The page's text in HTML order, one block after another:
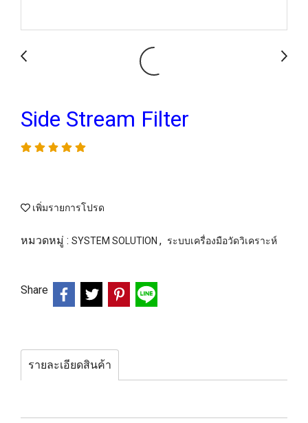
Side Stream Filter
เพิ่มรายการโปรด
หมวดหมู่ : SYSTEM SOLUTION , ระบบเครื่องมือวัดวิเคราะห์
Share
รายละเอียดสินค้า